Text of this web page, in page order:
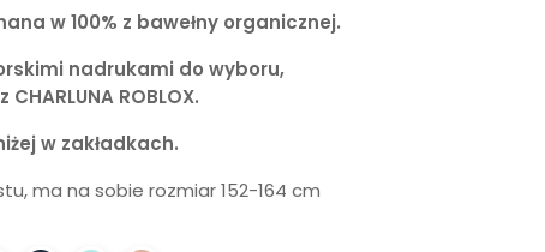
w 100% z bawełny organicznej.
nadrukami do wyboru,
ROBLOX.
w zakładkach.
ma na sobie rozmiar 152-164 cm